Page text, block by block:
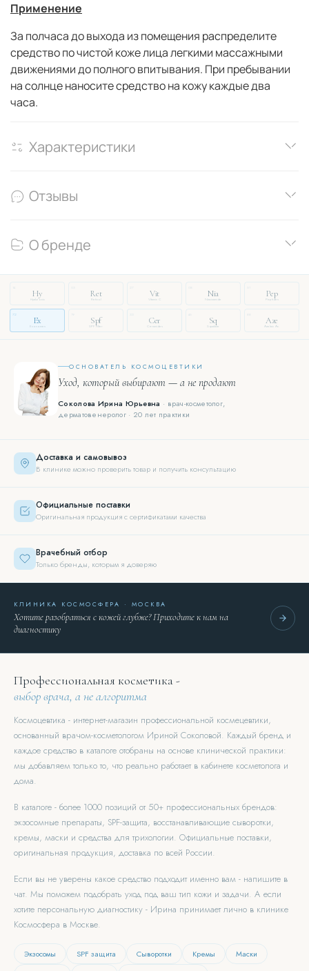
Применение
За полчаса до выхода из помещения распределите
средство по чистой коже лица легкими массажными
движениями до полного впитывания. При пребывании
на солнце наносите средство на кожу каждые два
часа.
Характеристики
Отзывы
О бренде
14
Hy
Hyaluronic
Ret
Retinol
Vit
Vitamin C
Nia
Niacinamide
Pep
Peptides
72
Ex
Exosomes
Spf
SPF Filter
Cer
Ceramides
46
Sq
Squalane
Aze
Azelaic Ac.
ОСНОВАТЕЛЬ КОСМОЦЕВТИКИ
Уход, который выбирают — а не продают
Соколова Ирина Юрьевна · врач-косметолог,
дерматовенеролог · 20 лет практики
Доставка и самовывоз
В клинике можно проверить товар и получить консультацию
Официальные поставки
Оригинальная продукция с сертификатами качества
Врачебный отбор
Только бренды, которым я доверяю
КЛИНИКА КОСМОСФЕРА · МОСКВА
Хотите разобраться с кожей глубже? Приходите к нам на
диагностику
Профессиональная косметика -
выбор врача, а не алгоритма
Космоцевтика - интернет-магазин профессиональной космецевтики,
основанный врачом-косметологом Ириной Соколовой. Каждый бренд и
каждое средство в каталоге отобраны на основе клинической практики:
мы добавляем только то, что реально работает в кабинете косметолога и
дома.
В каталоге - более 1000 позиций от 50+ профессиональных брендов:
экзосомные препараты, SPF-защита, восстанавливающие сыворотки,
кремы, маски и средства для трихологии. Официальные поставки,
оригинальная продукция, доставка по всей России.
Если вы не уверены какое средство подходит именно вам - напишите в
чат. Мы поможем подобрать уход под ваш тип кожи и задачи. А если
хотите персональную диагностику - Ирина принимает лично в клинике
Космосфера в Москве.
Экзосомы SPF защита Сыворотки Кремы
Маски